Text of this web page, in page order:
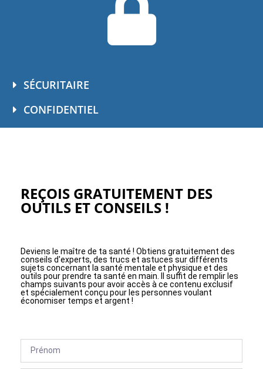
SÉCURITAIRE
CONFIDENTIEL
REÇOIS GRATUITEMENT DES
OUTILS ET CONSEILS !
Deviens le maître de ta santé ! Obtiens gratuitement des
conseils d'experts, des trucs et astuces sur différents
sujets concernant la santé mentale et physique et des
outils pour prendre ta santé en main. Il suffit de remplir les
champs suivants pour avoir accès à ce contenu exclusif
et spécialement conçu pour les personnes voulant
économiser temps et argent !